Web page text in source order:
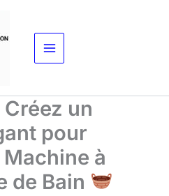
Créez un
pour
à
de Bain